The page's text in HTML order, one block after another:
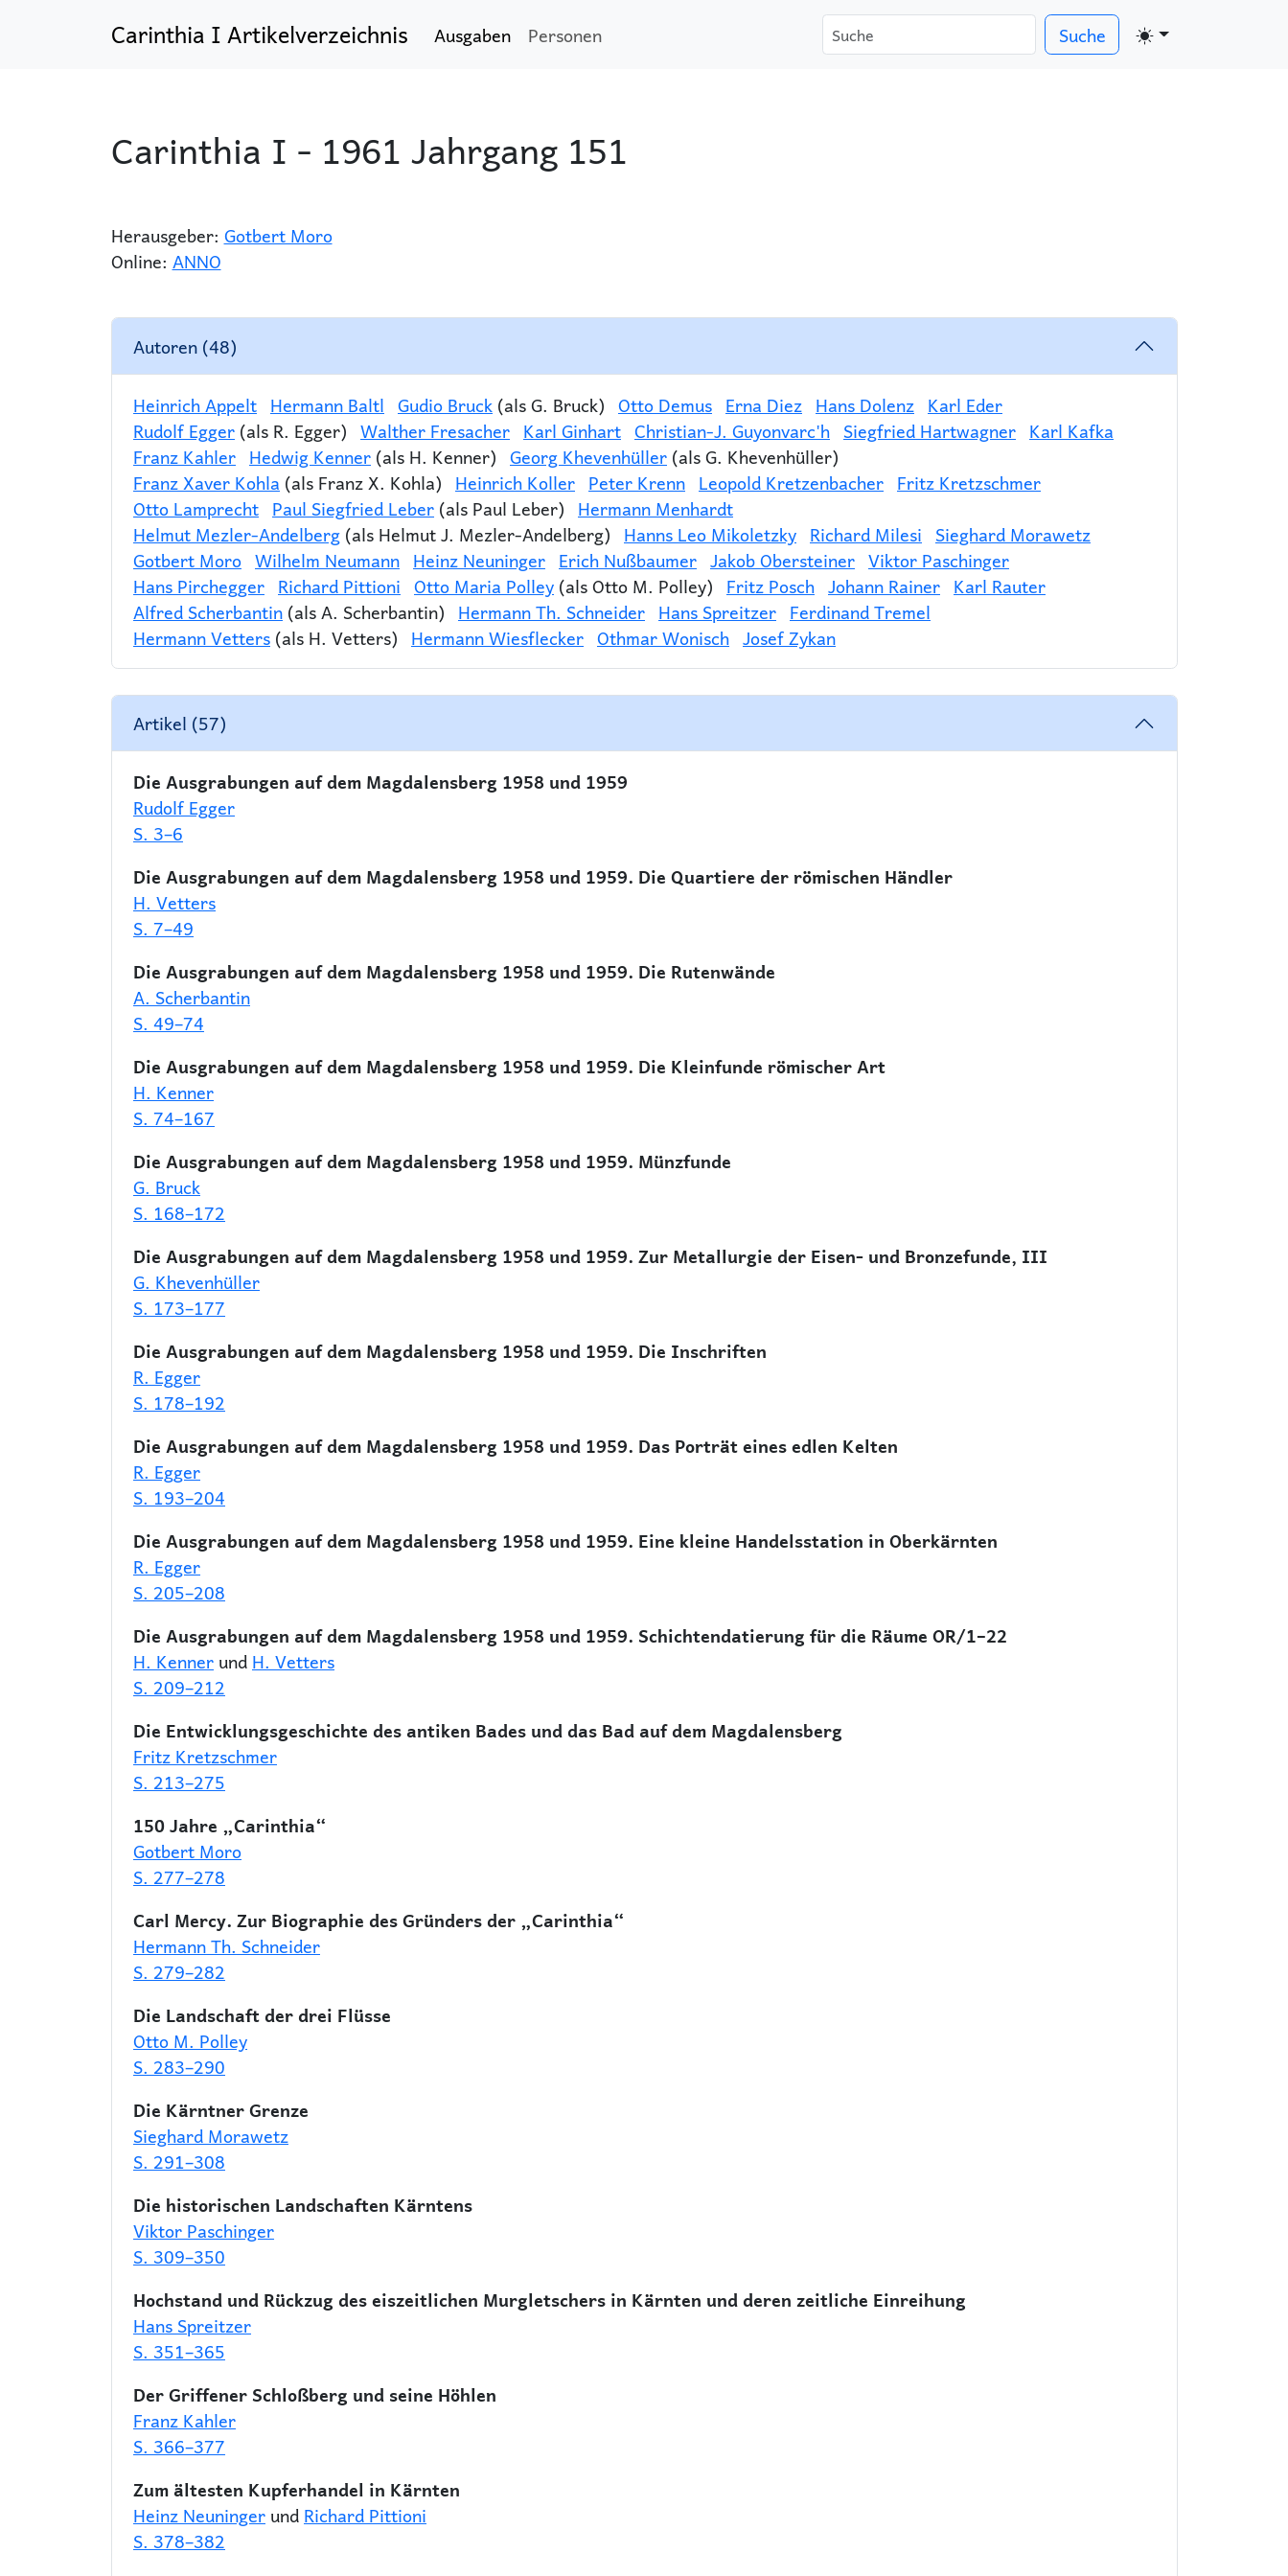
Carinthia I Artikelverzeichnis Ausgaben Personen Suche
Carinthia I - 1961 Jahrgang 151
Herausgeber: Gotbert Moro
Online: ANNO
Autoren (48)
Heinrich Appelt Hermann Baltl Gudio Bruck (als G. Bruck) Otto Demus Erna Diez Hans Dolenz Karl Eder
Rudolf Egger (als R. Egger) Walther Fresacher Karl Ginhart Christian-J. Guyonvarc'h Siegfried Hartwagner Karl Kafka
Franz Kahler Hedwig Kenner (als H. Kenner) Georg Khevenhüller (als G. Khevenhüller)
Franz Xaver Kohla (als Franz X. Kohla) Heinrich Koller Peter Krenn Leopold Kretzenbacher Fritz Kretzschmer
Otto Lamprecht Paul Siegfried Leber (als Paul Leber) Hermann Menhardt
Helmut Mezler-Andelberg (als Helmut J. Mezler-Andelberg) Hanns Leo Mikoletzky Richard Milesi Sieghard Morawetz
Gotbert Moro Wilhelm Neumann Heinz Neuninger Erich Nußbaumer Jakob Obersteiner Viktor Paschinger
Hans Pirchegger Richard Pittioni Otto Maria Polley (als Otto M. Polley) Fritz Posch Johann Rainer Karl Rauter
Alfred Scherbantin (als A. Scherbantin) Hermann Th. Schneider Hans Spreitzer Ferdinand Tremel
Hermann Vetters (als H. Vetters) Hermann Wiesflecker Othmar Wonisch Josef Zykan
Artikel (57)
Die Ausgrabungen auf dem Magdalensberg 1958 und 1959
Rudolf Egger
S. 3–6
Die Ausgrabungen auf dem Magdalensberg 1958 und 1959. Die Quartiere der römischen Händler
H. Vetters
S. 7–49
Die Ausgrabungen auf dem Magdalensberg 1958 und 1959. Die Rutenwände
A. Scherbantin
S. 49–74
Die Ausgrabungen auf dem Magdalensberg 1958 und 1959. Die Kleinfunde römischer Art
H. Kenner
S. 74–167
Die Ausgrabungen auf dem Magdalensberg 1958 und 1959. Münzfunde
G. Bruck
S. 168–172
Die Ausgrabungen auf dem Magdalensberg 1958 und 1959. Zur Metallurgie der Eisen- und Bronzefunde, III
G. Khevenhüller
S. 173–177
Die Ausgrabungen auf dem Magdalensberg 1958 und 1959. Die Inschriften
R. Egger
S. 178–192
Die Ausgrabungen auf dem Magdalensberg 1958 und 1959. Das Porträt eines edlen Kelten
R. Egger
S. 193–204
Die Ausgrabungen auf dem Magdalensberg 1958 und 1959. Eine kleine Handelsstation in Oberkärnten
R. Egger
S. 205–208
Die Ausgrabungen auf dem Magdalensberg 1958 und 1959. Schichtendatierung für die Räume OR/1–22
H. Kenner und H. Vetters
S. 209–212
Die Entwicklungsgeschichte des antiken Bades und das Bad auf dem Magdalensberg
Fritz Kretzschmer
S. 213–275
150 Jahre „Carinthia“
Gotbert Moro
S. 277–278
Carl Mercy. Zur Biographie des Gründers der „Carinthia“
Hermann Th. Schneider
S. 279–282
Die Landschaft der drei Flüsse
Otto M. Polley
S. 283–290
Die Kärntner Grenze
Sieghard Morawetz
S. 291–308
Die historischen Landschaften Kärntens
Viktor Paschinger
S. 309–350
Hochstand und Rückzug des eiszeitlichen Murgletschers in Kärnten und deren zeitliche Einreihung
Hans Spreitzer
S. 351–365
Der Griffener Schloßberg und seine Höhlen
Franz Kahler
S. 366–377
Zum ältesten Kupferhandel in Kärnten
Heinz Neuninger und Richard Pittioni
S. 378–382